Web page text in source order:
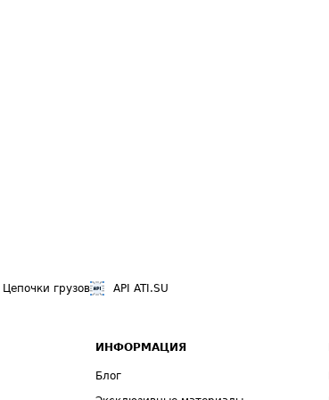
Цепочки грузов API ATI.SU
ИНФОРМАЦИЯ
Блог